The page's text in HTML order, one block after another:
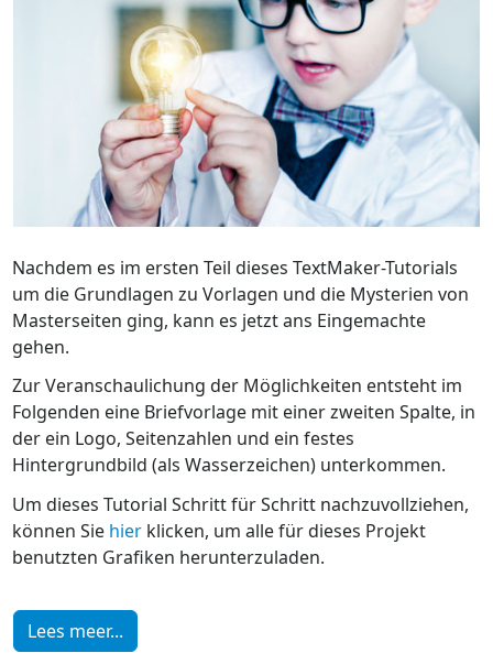
Nachdem es im ersten Teil dieses TextMaker-Tutorials
um die Grundlagen zu Vorlagen und die Mysterien von
Masterseiten ging, kann es jetzt ans Eingemachte
gehen.
Zur Veranschaulichung der Möglichkeiten entsteht im
Folgenden eine Briefvorlage mit einer zweiten Spalte, in
der ein Logo, Seitenzahlen und ein festes
Hintergrundbild (als Wasserzeichen) unterkommen.
Um dieses Tutorial Schritt für Schritt nachzuvollziehen,
können Sie hier klicken, um alle für dieses Projekt
benutzten Grafiken herunterzuladen.
Lees meer...